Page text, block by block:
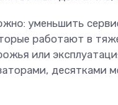
уменьшить
работают в
или
десятками